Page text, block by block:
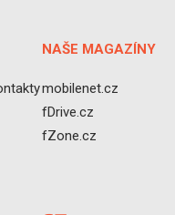
NAŠE MAGAZÍNY
mobilenet.cz
fDrive.cz
fZone.cz